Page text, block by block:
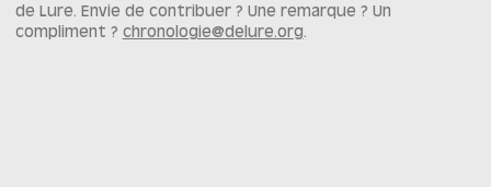
de Lure. Envie de contribuer ? Une remarque ? Un
compliment ? chronologie@delure.org.